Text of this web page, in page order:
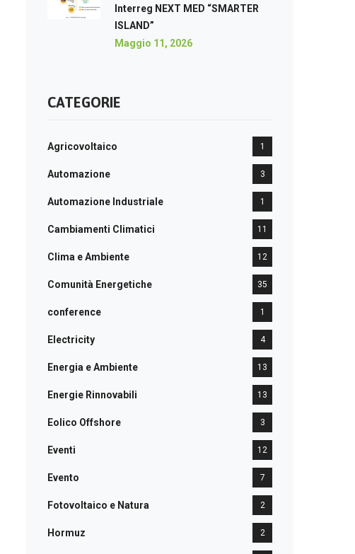
Interreg NEXT MED “SMARTER
ISLAND”
Maggio 11, 2026
CATEGORIE
Agricovoltaico 1
Automazione 3
Automazione Industriale 1
Cambiamenti Climatici 11
Clima e Ambiente 12
Comunità Energetiche 35
conference 1
Electricity 4
Energia e Ambiente 13
Energie Rinnovabili 13
Eolico Offshore 3
Eventi 12
Evento 7
Fotovoltaico e Natura 2
Hormuz 2